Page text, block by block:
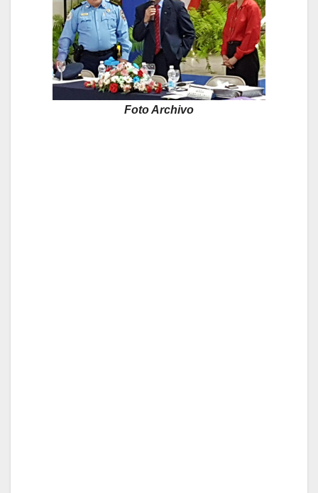
Foto Archivo